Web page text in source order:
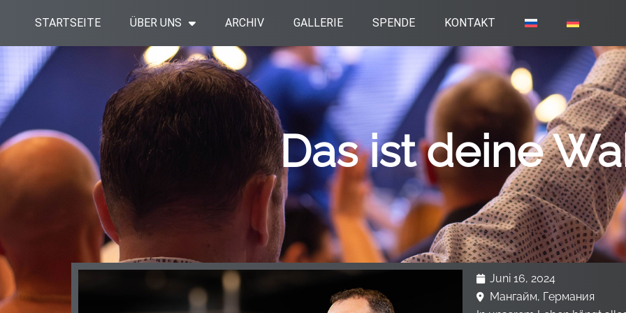
springen
STARTSEITE ÜBER UNS ARCHIV GALLERIE SPENDE KONTAKT
Das ist deine
Juni 16, 2024
Мангайм, Германия